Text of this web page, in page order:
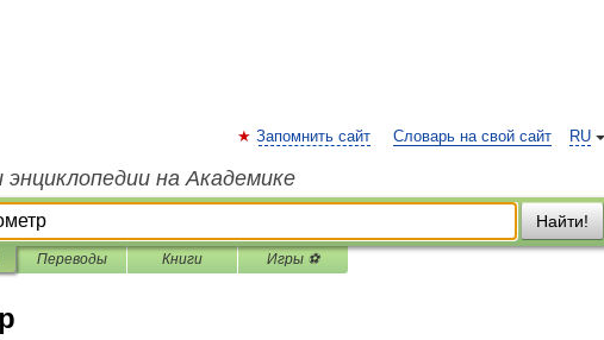
RU
Запомнить сайт Словарь на свой сайт
энциклопедии на Академике
Найти!
Переводы Книги Игры ⚽